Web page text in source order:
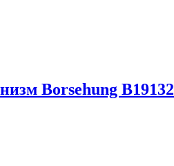
Borsehung B19132